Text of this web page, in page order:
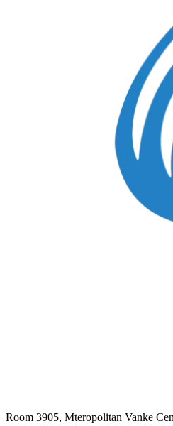
Room 3905, Mteropolitan Vanke